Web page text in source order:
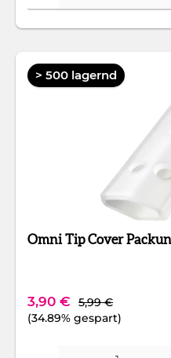
> 500 lagernd
Verkaufspreis:
3,90 € Regulärer Preis:
5,99 €
(34.89% gespart)
Produkt Anzahl: Gib den